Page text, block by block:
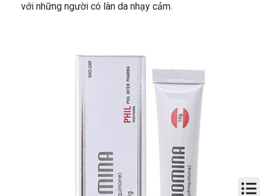
với những người có làn da nhạy cảm.